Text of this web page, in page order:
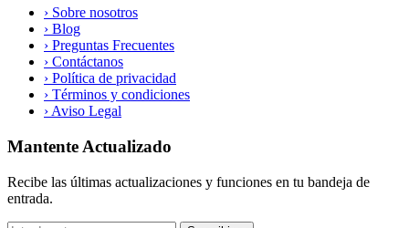
› Sobre nosotros
› Blog
› Preguntas Frecuentes
› Contáctanos
› Política de privacidad
› Términos y condiciones
› Aviso Legal
Mantente Actualizado
Recibe las últimas actualizaciones y funciones en tu bandeja de
entrada.